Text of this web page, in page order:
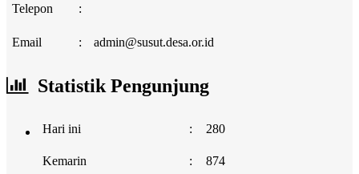
Telepon :
Email : admin@susut.desa.or.id
Statistik Pengunjung
Hari ini : 280
Kemarin : 874